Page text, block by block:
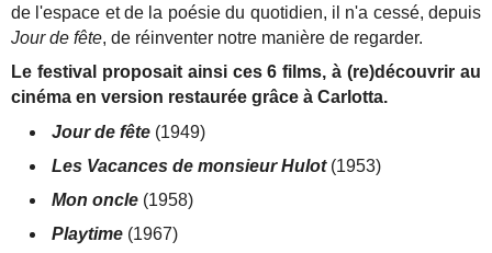
de l'espace et de la poésie du quotidien, il n'a cessé, depuis
Jour de fête, de réinventer notre manière de regarder.
Le festival proposait ainsi ces 6 films, à (re)découvrir au
cinéma en version restaurée grâce à Carlotta.
Jour de fête (1949)
Les Vacances de monsieur Hulot(1953)
Mon oncle (1958)
Playtime (1967)